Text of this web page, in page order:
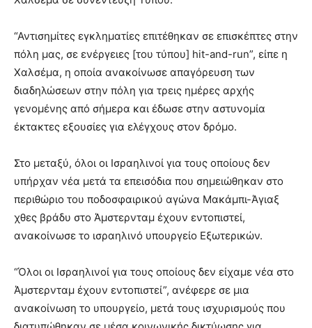
“Αντισημίτες εγκληματίες επιτέθηκαν σε επισκέπτες στην
πόλη μας, σε ενέργειες [του τύπου] hit-and-run”, είπε η
Χαλσέμα, η οποία ανακοίνωσε απαγόρευση των
διαδηλώσεων στην πόλη για τρεις ημέρες αρχής
γενομένης από σήμερα και έδωσε στην αστυνομία
έκτακτες εξουσίες για ελέγχους στον δρόμο.
Στο μεταξύ, όλοι οι Ισραηλινοί για τους οποίους δεν
υπήρχαν νέα μετά τα επεισόδια που σημειώθηκαν στο
περιθώριο του ποδοσφαιρικού αγώνα Μακάμπι-Άγιαξ
χθες βράδυ στο Άμστερνταμ έχουν εντοπιστεί,
ανακοίνωσε το ισραηλινό υπουργείο Εξωτερικών.
“Όλοι οι Ισραηλινοί για τους οποίους δεν είχαμε νέα στο
Άμστερνταμ έχουν εντοπιστεί”, ανέφερε σε μια
ανακοίνωση το υπουργείο, μετά τους ισχυρισμούς που